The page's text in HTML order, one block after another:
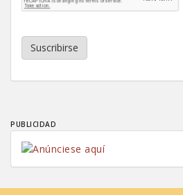
Suscribirse
PUBLICIDAD